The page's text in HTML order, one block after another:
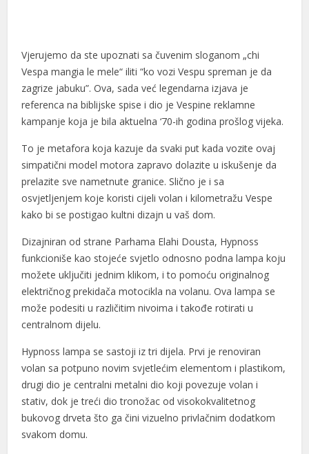
Vjerujemo da ste upoznati sa čuvenim sloganom „chi
Vespa mangia le mele“ iliti “ko vozi Vespu spreman je da
zagrize jabuku”. Ova, sada već legendarna izjava je
referenca na biblijske spise i dio je Vespine reklamne
kampanje koja je bila aktuelna ‘70-ih godina prošlog vijeka.
To je metafora koja kazuje da svaki put kada vozite ovaj
simpatični model motora zapravo dolazite u iskušenje da
prelazite sve nametnute granice. Slično je i sa
osvjetljenjem koje koristi cijeli volan i kilometražu Vespe
kako bi se postigao kultni dizajn u vaš dom.
Dizajniran od strane Parhama Elahi Dousta, Hypnoss
funkcioniše kao stojeće svjetlo odnosno podna lampa koju
možete uključiti jednim klikom, i to pomoću originalnog
električnog prekidača motocikla na volanu. Ova lampa se
može podesiti u različitim nivoima i takođe rotirati u
centralnom dijelu.
Hypnoss lampa se sastoji iz tri dijela. Prvi je renoviran
volan sa potpuno novim svjetlećim elementom i plastikom,
drugi dio je centralni metalni dio koji povezuje volan i
stativ, dok je treći dio tronožac od visokokvalitetnog
bukovog drveta što ga čini vizuelno privlačnim dodatkom
svakom domu.